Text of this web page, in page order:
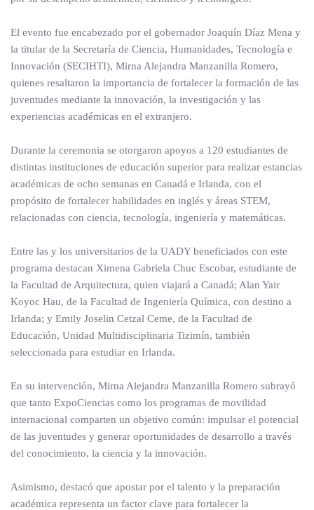
El evento fue encabezado por el gobernador Joaquín Díaz Mena y
la titular de la Secretaría de Ciencia, Humanidades, Tecnología e
Innovación (SECIHTI), Mirna Alejandra Manzanilla Romero,
quienes resaltaron la importancia de fortalecer la formación de las
juventudes mediante la innovación, la investigación y las
experiencias académicas en el extranjero.
Durante la ceremonia se otorgaron apoyos a 120 estudiantes de
distintas instituciones de educación superior para realizar estancias
académicas de ocho semanas en Canadá e Irlanda, con el
propósito de fortalecer habilidades en inglés y áreas STEM,
relacionadas con ciencia, tecnología, ingeniería y matemáticas.
Entre las y los universitarios de la UADY beneficiados con este
programa destacan Ximena Gabriela Chuc Escobar, estudiante de
la Facultad de Arquitectura, quien viajará a Canadá; Alan Yair
Koyoc Hau, de la Facultad de Ingeniería Química, con destino a
Irlanda; y Emily Joselin Cetzal Ceme, de la Facultad de
Educación, Unidad Multidisciplinaria Tizimín, también
seleccionada para estudiar en Irlanda.
En su intervención, Mirna Alejandra Manzanilla Romero subrayó
que tanto ExpoCiencias como los programas de movilidad
internacional comparten un objetivo común: impulsar el potencial
de las juventudes y generar oportunidades de desarrollo a través
del conocimiento, la ciencia y la innovación.
Asimismo, destacó que apostar por el talento y la preparación
académica representa un factor clave para fortalecer la